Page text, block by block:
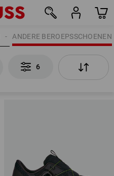
ANDERE BEROEPSSCHOENEN
6